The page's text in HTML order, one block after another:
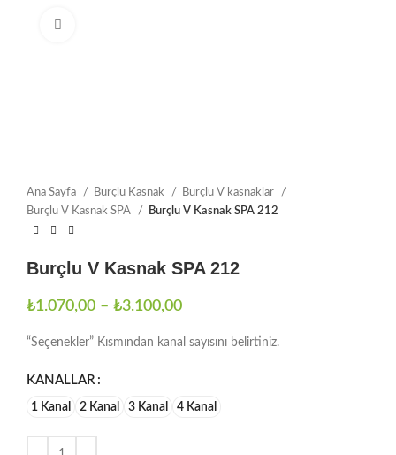
Ana Sayfa Burçlu Kasnak
Burçlu V kasnaklar
Burçlu V Kasnak SPA
Burçlu V Kasnak SPA 212
Burçlu V Kasnak SPA 212
₺1.070,00 – ₺3.100,00
“Seçenekler” Kısmından kanal sayısını belirtiniz.
KANALLAR
1 Kanal 2 Kanal 3 Kanal 4 Kanal